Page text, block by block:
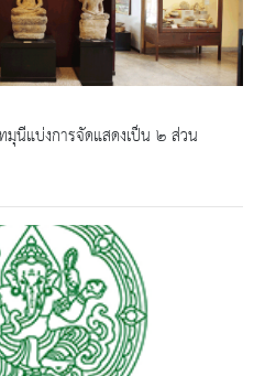
นีแบ่งการจัดแสดงเป็น ๒ ส่วน